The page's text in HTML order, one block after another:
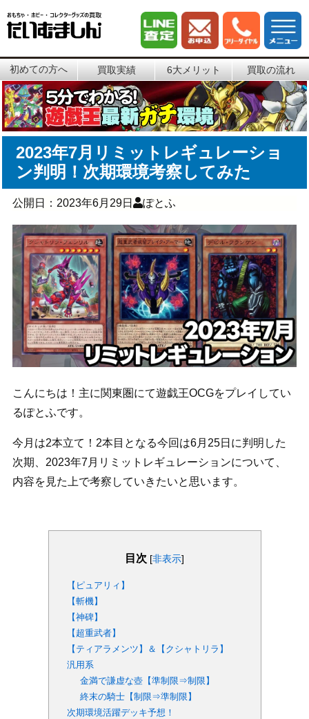
初めての方へ 買取実績 6大メリット 買取の流れ
2023年7月リミットレギュレーショ
ン判明！次期環境考察してみた
公開日： 2023年6月29日 ぽとふ
こんにちは！主に関東圏にて遊戯王OCGをプレイしてい
るぽとふです。
今月は2本立て！2本目となる今回は6月25日に判明した
次期、2023年7月リミットレギュレーションについて、
内容を見た上で考察していきたいと思います。
目次 [非表示]
【ピュアリィ】
【斬機】
【神碑】
【超重武者】
【ティアラメンツ】＆【クシャトリラ】
汎用系
金満で謙虚な壺【準制限⇒制限】
終末の騎士【制限⇒準制限】
次期環境活躍デッキ予想！